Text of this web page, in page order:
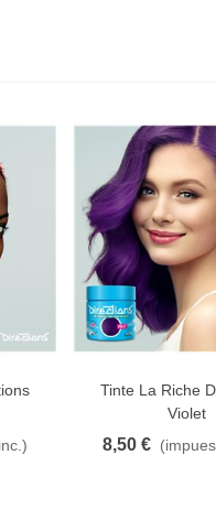
FAVORITO
Tinte La Riche
Violet
8,50 €